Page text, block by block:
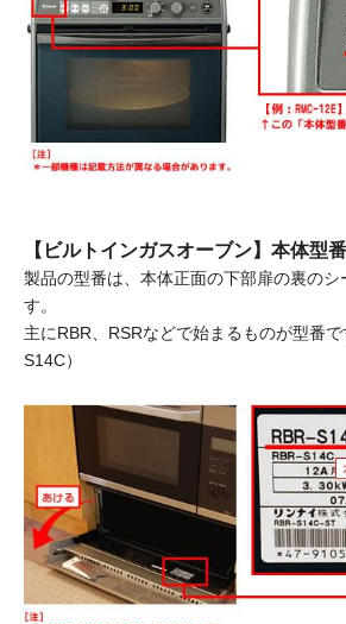
【ビルトインガスオーブン】本体型
製品の型番は、本体正面の下部扉の裏のシ
す。
主にRBR、RSRなどで始まるものが型番
S14C）